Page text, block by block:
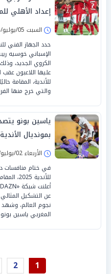
إعداد الأهلي
السبت 05/يوليو/2025 - 01:06 م
حدد الجهاز الفني
الإسباني خوسيه
الكروي الجديد،
عليها اللاعبون
للأندية، المقامة
والتي خرج منها
بمونديال الأندية 2025
الأربعاء 02/يوليو/2025 - 04:45 م
للأندية
عن التشكيل
نجوم العالم، وشهد
المغربي ياسين
1
2